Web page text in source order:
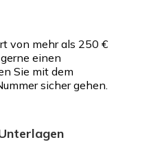
von mehr als 250 €
einen
Sie mit dem
sicher gehen.